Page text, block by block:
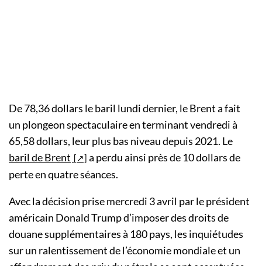
De 78,36 dollars le baril lundi dernier, le Brent a fait
un plongeon spectaculaire en terminant vendredi à
65,58 dollars, leur plus bas niveau depuis 2021. Le
baril de Brent
a perdu ainsi près de 10 dollars de
perte en quatre séances.
Avec la décision prise mercredi 3 avril par le président
américain Donald Trump d’imposer des droits de
douane supplémentaires à 180 pays, les inquiétudes
sur un ralentissement de l’économie mondiale et un